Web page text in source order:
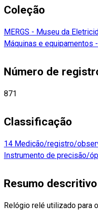
Coleção
MERGS - Museu da
Máquinas e equipamentos
Número de
871
Classificação
14 Medição/registro/
Instrumento de precisão/
Resumo descritivo
Relógio relé utilizado para